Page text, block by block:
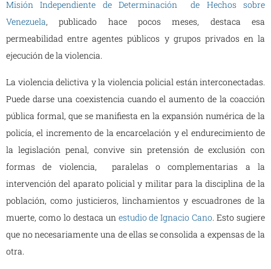
Misión Independiente de Determinación de Hechos sobre
Venezuela, publicado hace pocos meses, destaca esa
permeabilidad entre agentes públicos y grupos privados en la
ejecución de la violencia.
La violencia delictiva y la violencia policial están interconectadas.
Puede darse una coexistencia cuando el aumento de la coacción
pública formal, que se manifiesta en la expansión numérica de la
policía, el incremento de la encarcelación y el endurecimiento de
la legislación penal, convive sin pretensión de exclusión con
formas de violencia, paralelas o complementarias a la
intervención del aparato policial y militar para la disciplina de la
población, como justicieros, linchamientos y escuadrones de la
muerte, como lo destaca un estudio de Ignacio Cano. Esto sugiere
que no necesariamente una de ellas se consolida a expensas de la
otra.